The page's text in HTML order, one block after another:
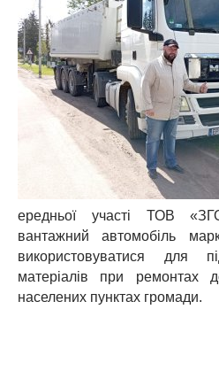
ередньої участі ТОВ
вантажний автомобіль
використовуватися для
матеріалів при ремонтах
населених пунктах громади.